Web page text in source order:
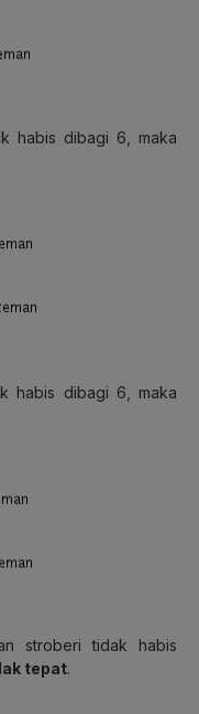
habis dibagi 6, maka
habis dibagi 6, maka
stroberi tidak habis
tepat.